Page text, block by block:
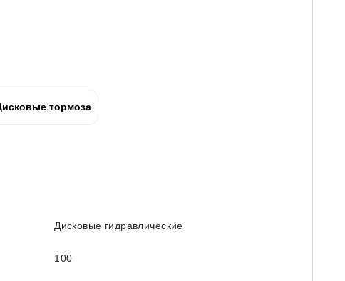
тормоза
Дисковые гидравлические
100